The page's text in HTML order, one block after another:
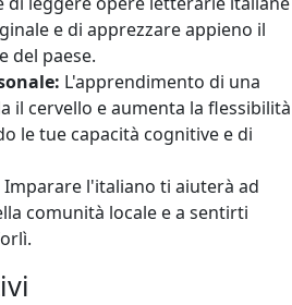
e di apprezzare appieno il
del paese.
L'apprendimento di una
il cervello e aumenta la flessibilità
le tue capacità cognitive e di
Imparare l'italiano ti aiuterà ad
comunità locale e a sentirti